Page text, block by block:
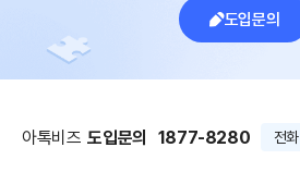
도입문의
아톡비즈 도입문의 1877-8280 전화